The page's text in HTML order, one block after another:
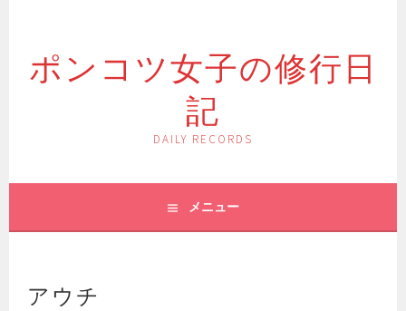
ッ
ポンコツ女子の修行日
記
DAILY RECORDS
メニュー
アウチ